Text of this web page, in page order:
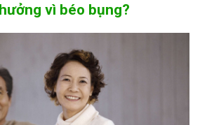
vì béo bụng?